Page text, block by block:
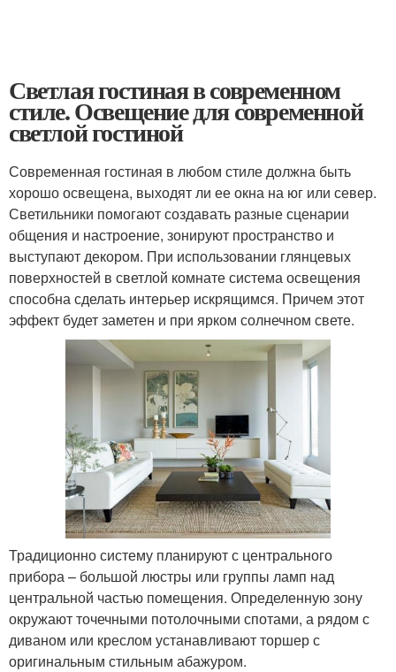
Светлая гостиная в современном
стиле. Освещение для современной
светлой гостиной
Современная гостиная в любом стиле должна быть
хорошо освещена, выходят ли ее окна на юг или север.
Светильники помогают создавать разные сценарии
общения и настроение, зонируют пространство и
выступают декором. При использовании глянцевых
поверхностей в светлой комнате система освещения
способна сделать интерьер искрящимся. Причем этот
эффект будет заметен и при ярком солнечном свете.
Традиционно систему планируют с центрального
прибора – большой люстры или группы ламп над
центральной частью помещения. Определенную зону
окружают точечными потолочными спотами, а рядом с
диваном или креслом устанавливают торшер с
оригинальным стильным абажуром.